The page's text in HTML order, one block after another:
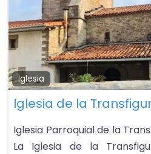
Iglesia
Iglesia de la
Iglesia Parroquial de la
La Iglesia de la